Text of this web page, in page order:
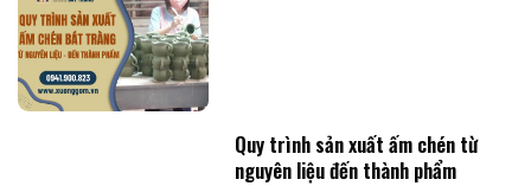
Quy trình sản xuất ấm chén từ
nguyên liệu đến thành phẩm